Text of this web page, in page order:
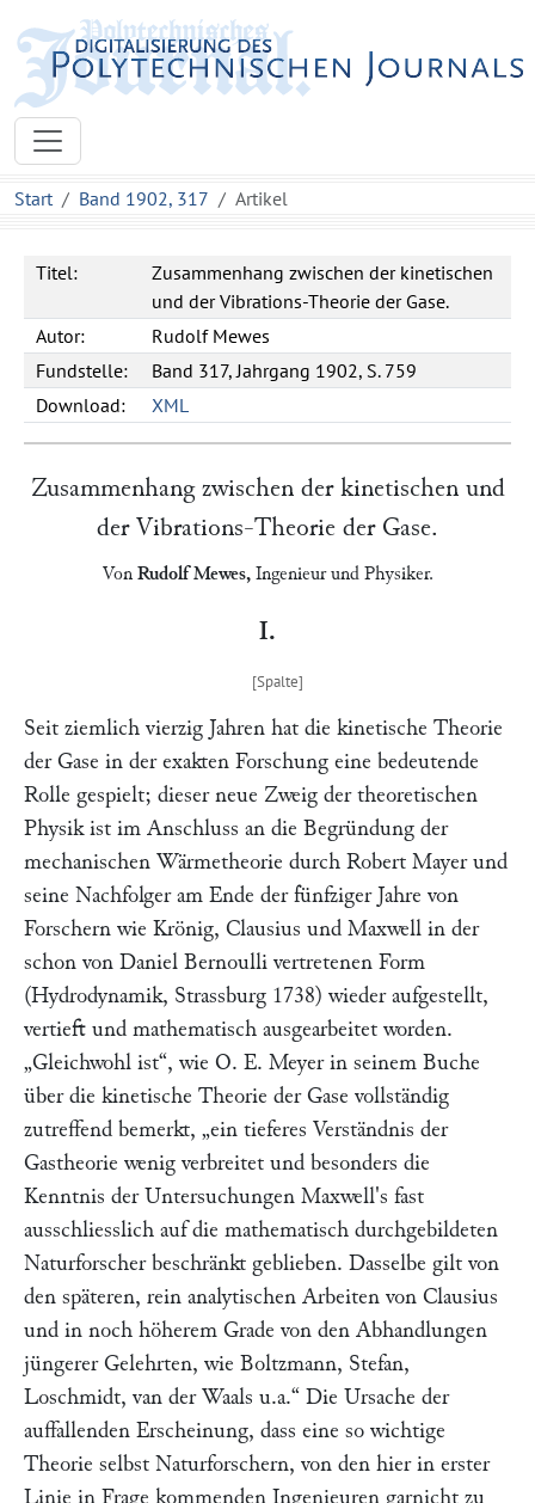
Start Band 1902, 317 Artikel
Titel:
Zusammenhang zwischen der kinetischen
und der Vibrations-Theorie der Gase.
Autor:
Rudolf Mewes
Fundstelle:
Band 317, Jahrgang 1902, S. 759
Download:
XML
Zusammenhang zwischen der kinetischen und
der Vibrations-Theorie der Gase.
Von Rudolf Mewes,Ingenieur und Physiker.
I.
Seit ziemlich vierzig Jahren hat die kinetische Theorie
der Gase in der exakten Forschung eine bedeutende
Rolle gespielt; dieser neue Zweig der theoretischen
Physik ist im Anschluss an die Begründung der
mechanischen Wärmetheorie durch Robert Mayerund
seine Nachfolger am Ende der fünfziger Jahre von
Forschern wie Krönig, Clausius und Maxwell in der
schon von Daniel Bernoulli vertretenen Form
(Hydrodynamik, Strassburg 1738) wieder aufgestellt,
vertieft und mathematisch ausgearbeitet worden.
„Gleichwohl ist“, wie O. E. Meyerin seinem Buche
über die kinetische Theorie der Gase vollständig
zutreffend bemerkt, „ein tieferes Verständnis der
Gastheorie wenig verbreitet und besonders die
Kenntnis der Untersuchungen Maxwell's fast
ausschliesslich auf die mathematisch durchgebildeten
Naturforscher beschränkt geblieben. Dasselbe gilt von
den späteren, rein analytischen Arbeiten von Clausius
und in noch höherem Grade von den Abhandlungen
jüngerer Gelehrten, wie Boltzmann, Stefan,
Loschmidt, van der Waals u.a.“ Die Ursache der
auffallenden Erscheinung, dass eine so wichtige
Theorie selbst Naturforschern, von den hier in erster
Linie in Frage kommenden Ingenieuren garnicht zu